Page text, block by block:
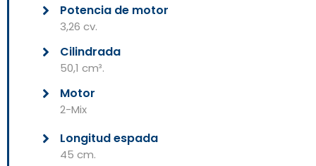
Potencia de motor
3,26 cv.
Cilindrada
50,1 cm³.
Motor
2-Mix
Longitud espada
45 cm.